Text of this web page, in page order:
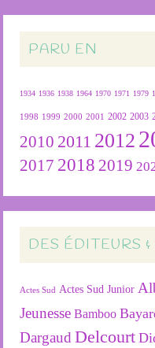
PARU EN
1934 1936 1938 1964 1970 1971 1979
1998 1999 2000 2001 2002 2003
2010 2011 2012
2017 2018 2019
DES ÉDITEURS
Actes Sud Actes Sud Junior
Jeunesse Bamboo
Dargaud Delcourt